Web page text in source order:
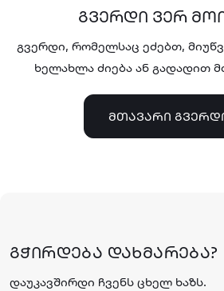
ᲒᲕᲔᲠᲓᲘ ᲕᲔᲠ
გვერდი, რომელსაც ეძებთ,
ხელახლა ძიება ან გადადით
ᲛᲗᲐᲕᲐᲠᲘ
ᲒᲭᲘᲠᲓᲔᲑᲐ ᲓᲐᲮᲛᲐᲠᲔᲑᲐ?
დაუკავშირდი ჩვენს ცხელ ხაზს.